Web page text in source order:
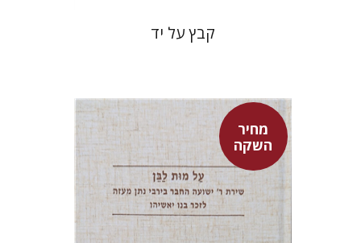
קבץ על יד
מחיר
השקה
שולמית אליצור